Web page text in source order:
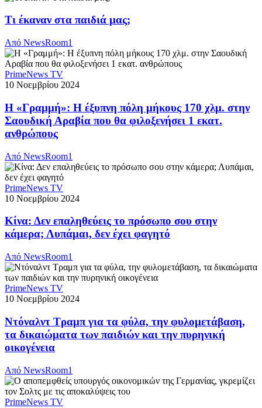
Τι έκαναν στα παιδιά μας;
Από NewsRoom1
PrimeNews TV
10 Νοεμβρίου 2024
Η «Γραμμή»: H έξυπνη πόλη μήκους 170 χλμ. στην
Σαουδική Αραβία που θα φιλοξενήσει 1 εκατ.
ανθρώπους
Από NewsRoom1
PrimeNews TV
10 Νοεμβρίου 2024
Κίνα: Δεν επαληθεύεις το πρόσωπο σου στην
κάμερα; Λυπάμαι, δεν έχει φαγητό
Από NewsRoom1
PrimeNews TV
10 Νοεμβρίου 2024
Ντόναλντ Τραμπ για τα φύλα, την φυλομετάβαση,
τα δικαιώματα των παιδιών και την πυρηνική
οικογένεια
Από NewsRoom1
PrimeNews TV